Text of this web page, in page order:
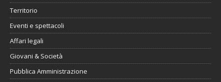
Territorio
Eventi e spettacoli
Affari legali
Giovani & Società
Pubblica Amministrazione